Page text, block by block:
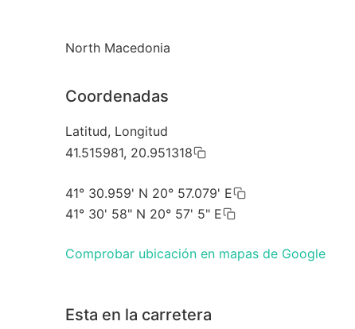
North Macedonia
Coordenadas
Latitud, Longitud
41.515981, 20.951318
41° 30.959' N 20° 57.079' E
41° 30' 58" N 20° 57' 5" E
Comprobar ubicación en mapas de Google
Esta en la carretera